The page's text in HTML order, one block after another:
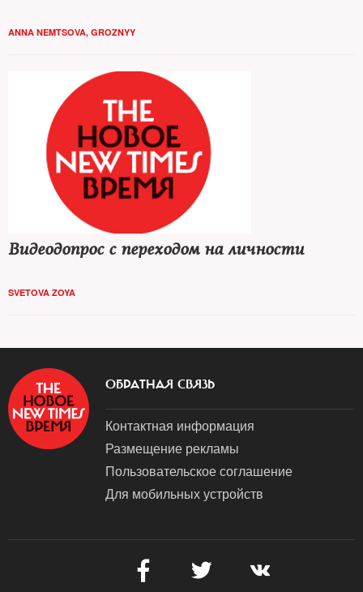
ANNA NEMTSOVA, GROZNYY
Видеодопрос с переходом на личности
SVETOVA ZOYA
ОБРАТНАЯ СВЯЗЬ
Контактная информация
Размещение рекламы
Пользовательское соглашение
Для мобильных устройств